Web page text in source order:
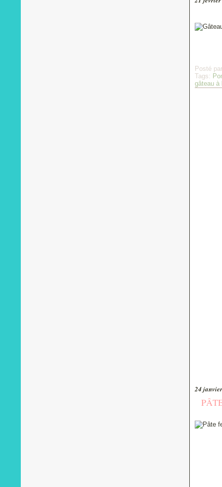
Posté
Tags:
gâteau à
24